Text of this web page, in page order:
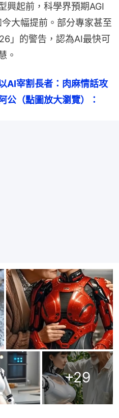
興起前，科學界預期AGI
大幅提前。部分專家甚至
」的警告，認為AI最快可
。
AI宰割長者：肉麻情話攻
公（點圖放大瀏覽）：
+29